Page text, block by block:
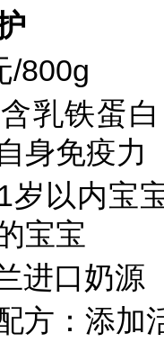
/800g
乳铁蛋
身免疫力
岁以内宝
宝宝
进口奶源
方：添加